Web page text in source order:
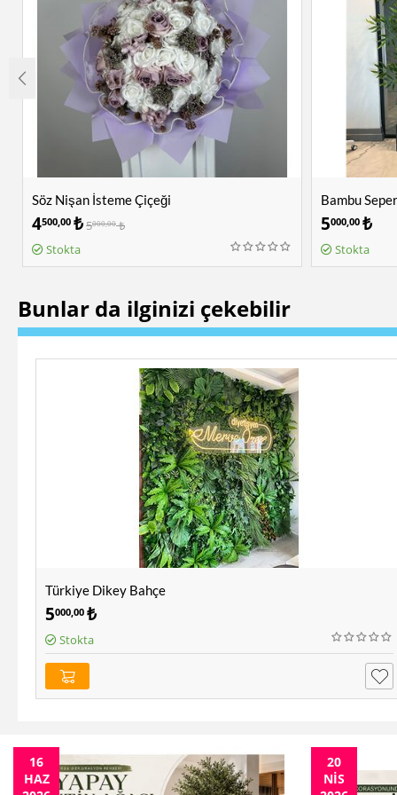
Söz Nişan İsteme Çiçeği
4500,00 ₺5000,00 ₺
Stokta
Bambu
5000,00 ₺
Stokta
Bunlar da ilginizi çekebilir
Türkiye Dikey Bahçe
5000,00 ₺
Stokta
16
HAZ
20
NIS